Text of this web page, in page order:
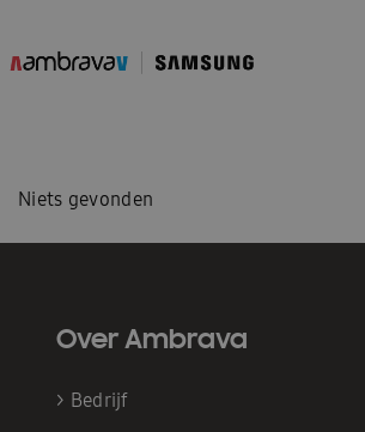
Niets gevonden
Over Ambrava
> Bedrijf